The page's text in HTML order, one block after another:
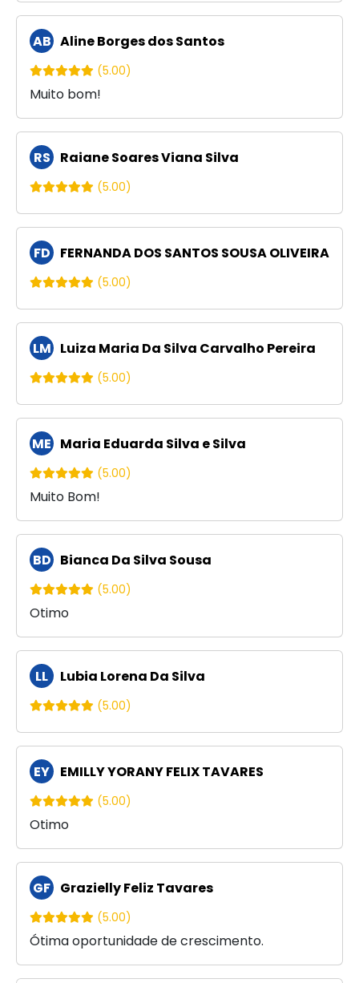
AB Aline Borges dos Santos
(5.00)
Muito bom!
RS Raiane Soares Viana Silva
(5.00)
FD FERNANDA DOS SANTOS SOUSA OLIVEIRA
(5.00)
LM Luiza Maria Da Silva Carvalho Pereira
(5.00)
ME Maria Eduarda Silva e Silva
(5.00)
Muito Bom!
BD Bianca Da Silva Sousa
(5.00)
Otimo
LL Lubia Lorena Da Silva
(5.00)
EY EMILLY YORANY FELIX TAVARES
(5.00)
Otimo
GF Grazielly Feliz Tavares
(5.00)
Ótima oportunidade de crescimento.